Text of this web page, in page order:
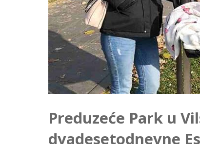
Preduzeće Park u
dvadesetodnevne